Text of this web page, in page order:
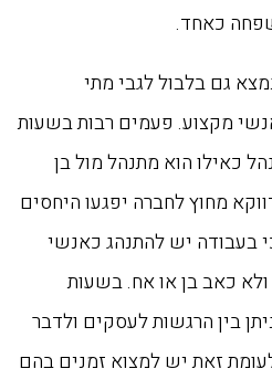
כאחד.
גם בלבול לגבי מתי
מקצוע. פעמים רבות בשעות
כאילו הוא מתנהל מול בן
מחוץ לחברה יפגעו היחסים
בעבודה יש להתנהג כאנשי
כאב בן או אח. בשעות
בין הרגשות לעסקים ולדבר
לעומת זאת יש למצוא זמנים בהם